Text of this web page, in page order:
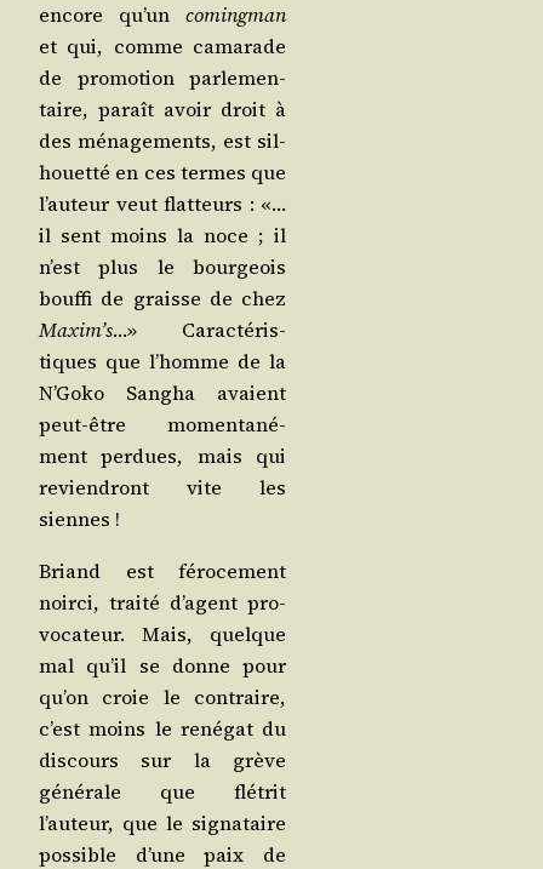
encore qu’un coming­man
et qui, comme cama­rade
de pro­mo­tion par­le­men­
taire, paraît avoir droit à
des ména­ge­ments, est sil­
houet­té en ces termes que
l’auteur veut flat­teurs : «…
il sent moins la noce ; il
n’est plus le bour­geois
bouf­fi de graisse de chez
Maxim’s…» Carac­té­ris­
tiques que l’homme de la
N’Goko San­gha avaient
peut-être momen­ta­né­
ment per­dues, mais qui
revien­dront vite les
siennes !
Briand est féro­ce­ment
noir­ci, trai­té d’agent pro­
vo­ca­teur. Mais, quelque
mal qu’il se donne pour
qu’on croie le contraire,
c’est moins le rené­gat du
dis­cours sur la grève
géné­rale que flé­trit
l’auteur, que le signa­taire
pos­sible d’une paix de